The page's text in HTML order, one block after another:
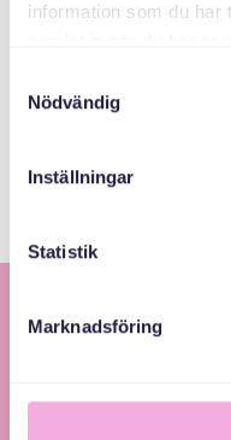
information som du har
Nödvändig
Inställningar
Statistik
Marknadsföring